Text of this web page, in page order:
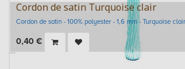
Cordon de satin Turquoise clair
Cordon de satin - 100% polyester - 1,6 mm - Turquoise
0,40 €